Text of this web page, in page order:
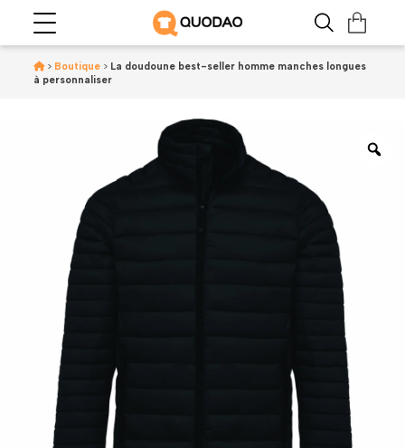
> Boutique > La doudoune best-seller homme manches longues
à personnaliser